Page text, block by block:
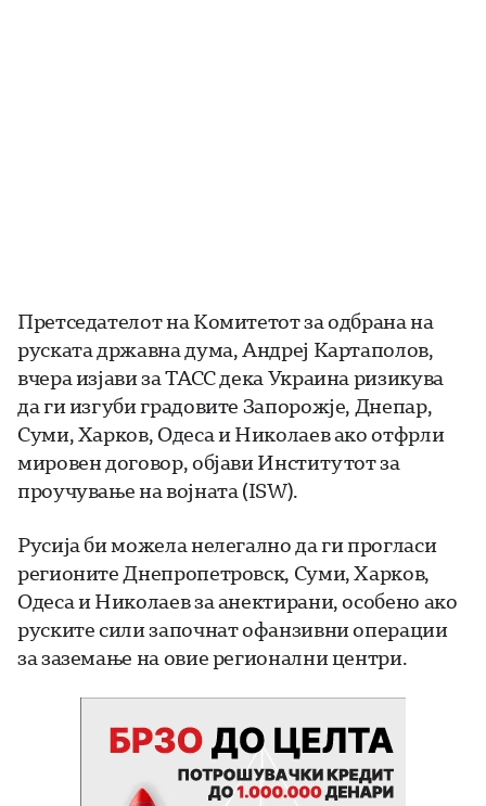
Претседателот на Комитетот за одбрана на
руската државна дума, Андреј Картаполов,
вчера изјави за ТАСС дека Украина ризикува
да ги изгуби градовите Запорожје, Днепар,
Суми, Харков, Одеса и Николаев ако отфрли
мировен договор, објави Институтот за
проучување на војната (ISW).
Русија би можела нелегално да ги прогласи
регионите Днепропетровск, Суми, Харков,
Одеса и Николаев за анектирани, особено ако
руските сили започнат офанзивни операции
за заземање на овие регионални центри.